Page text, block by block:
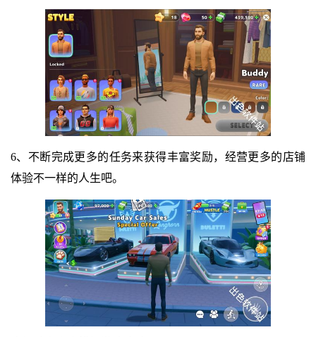
6、不断完成更多的任务来获得丰富奖励，经营更多的店铺
体验不一样的人生吧。